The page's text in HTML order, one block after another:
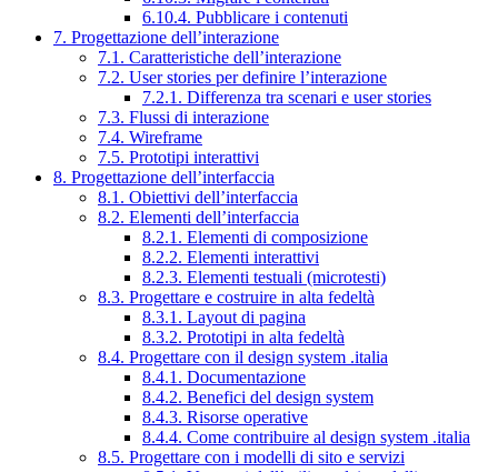
6.10.4. Pubblicare i contenuti
7. Progettazione dell’interazione
7.1. Caratteristiche dell’interazione
7.2. User stories per definire l’interazione
7.2.1. Differenza tra scenari e user stories
7.3. Flussi di interazione
7.4. Wireframe
7.5. Prototipi interattivi
8. Progettazione dell’interfaccia
8.1. Obiettivi dell’interfaccia
8.2. Elementi dell’interfaccia
8.2.1. Elementi di composizione
8.2.2. Elementi interattivi
8.2.3. Elementi testuali (microtesti)
8.3. Progettare e costruire in alta fedeltà
8.3.1. Layout di pagina
8.3.2. Prototipi in alta fedeltà
8.4. Progettare con il design system .italia
8.4.1. Documentazione
8.4.2. Benefici del design system
8.4.3. Risorse operative
8.4.4. Come contribuire al design system .italia
8.5. Progettare con i modelli di sito e servizi